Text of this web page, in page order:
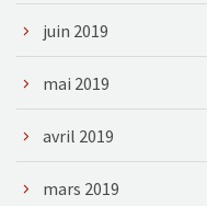
juin 2019
mai 2019
avril 2019
mars 2019